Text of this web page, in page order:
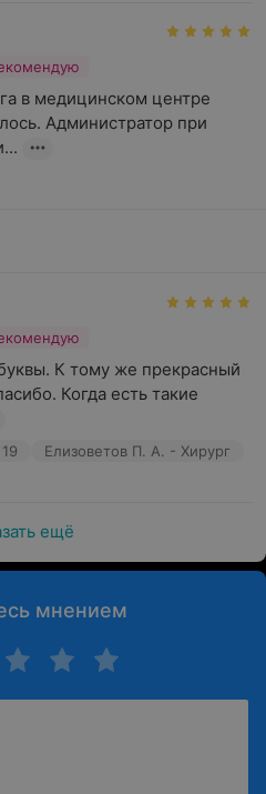
в медицинском центре
Администратор при
К тому же прекрасный
Когда есть такие
Елизоветов П. А. - Хирург
ещё
мнением